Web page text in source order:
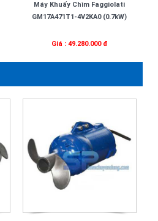
Máy Khuấy Chìm Faggiolati
GM17A471T1-4V2KA0 (0.7kW)
Giá : 49.280.000 đ